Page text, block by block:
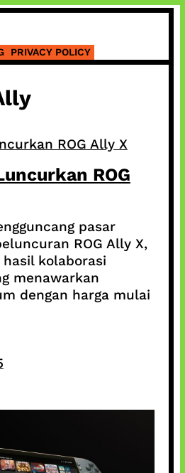
PRIVACY POLICY
ROG
pasar
ROG Ally X,
kolaborasi
menawarkan
dengan harga mulai